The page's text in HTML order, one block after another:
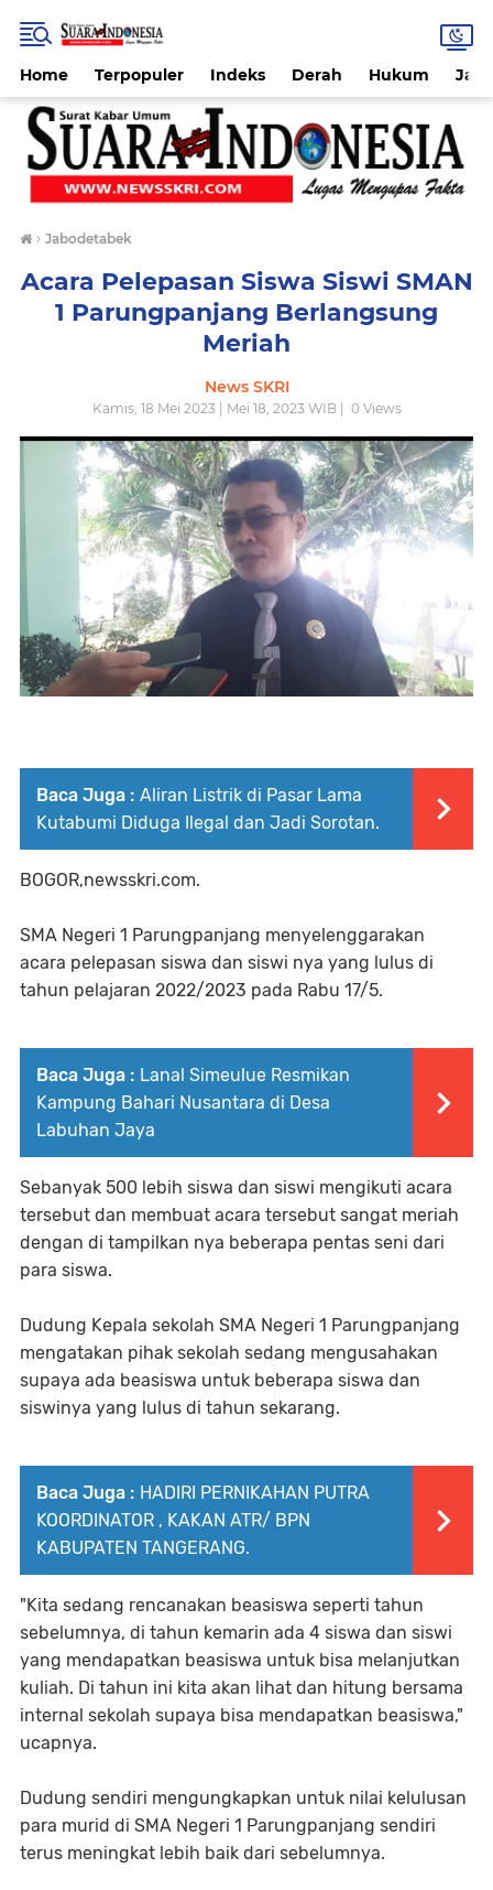
Home Terpopuler Indeks Derah Hukum
› Jabodetabek
Acara Pelepasan Siswa Siswi SMAN
1 Parungpanjang Berlangsung
Meriah
News SKRI
Kamis, 18 Mei 2023 | Mei 18, 2023 WIB | 0Views
Baca Juga : Aliran Listrik di Pasar Lama
Kutabumi Diduga Ilegal dan Jadi Sorotan.
BOGOR,newsskri.com.
SMA Negeri 1 Parungpanjang menyelenggarakan
acara pelepasan siswa dan siswi nya yang lulus di
tahun pelajaran 2022/2023 pada Rabu 17/5.
Baca Juga : Lanal Simeulue Resmikan
Kampung Bahari Nusantara di Desa
Labuhan Jaya
Sebanyak 500 lebih siswa dan siswi mengikuti acara
tersebut dan membuat acara tersebut sangat meriah
dengan di tampilkan nya beberapa pentas seni dari
para siswa.
Dudung Kepala sekolah SMA Negeri 1 Parungpanjang
mengatakan pihak sekolah sedang mengusahakan
supaya ada beasiswa untuk beberapa siswa dan
siswinya yang lulus di tahun sekarang.
Baca Juga : HADIRI PERNIKAHAN PUTRA
KOORDINATOR , KAKAN ATR/ BPN
KABUPATEN TANGERANG.
"Kita sedang rencanakan beasiswa seperti tahun
sebelumnya, di tahun kemarin ada 4 siswa dan siswi
yang mendapatkan beasiswa untuk bisa melanjutkan
kuliah. Di tahun ini kita akan lihat dan hitung bersama
internal sekolah supaya bisa mendapatkan beasiswa,"
ucapnya.
Dudung sendiri mengungkapkan untuk nilai kelulusan
para murid di SMA Negeri 1 Parungpanjang sendiri
terus meningkat lebih baik dari sebelumnya.